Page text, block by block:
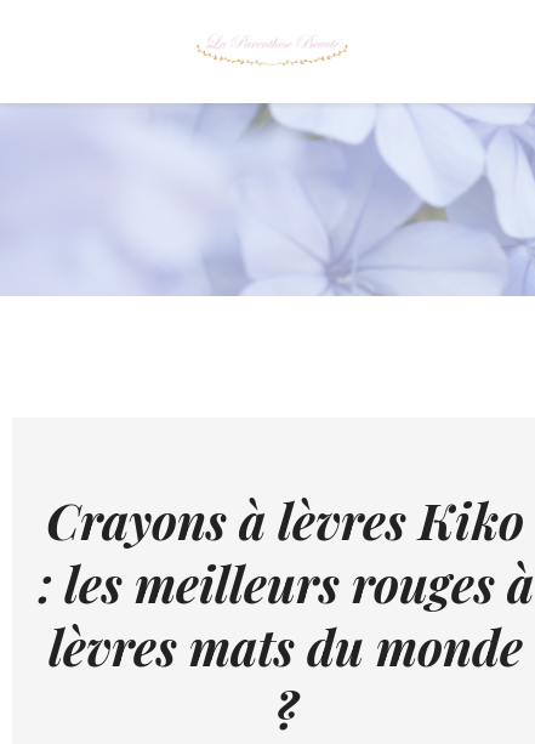
Crayons à lèvres Kiko
: les meilleurs rouges à
lèvres mats du monde
?